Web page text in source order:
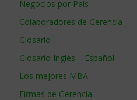
Negocios por País
Colaboradores de Gerencia
Glosario
Glosario Inglés – Español
Los mejores MBA
Firmas de Gerencia